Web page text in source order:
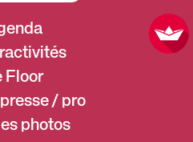
Floor
/ pro
photos